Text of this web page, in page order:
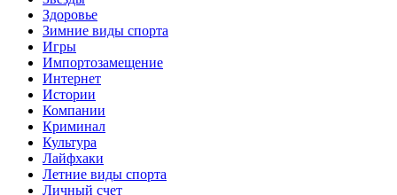
Здоровье
Зимние виды спорта
Игры
Импортозамещение
Интернет
Истории
Компании
Криминал
Культура
Лайфхаки
Летние виды спорта
Личный счет